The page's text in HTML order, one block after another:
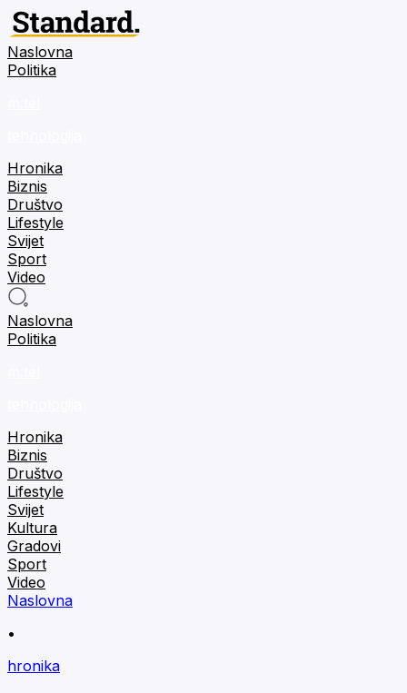
Naslovna
Politika
Hronika
Biznis
Društvo
Lifestyle
Svijet
Sport
Video
Naslovna
Politika
Hronika
Biznis
Društvo
Lifestyle
Svijet
Kultura
Gradovi
Sport
Video
Naslovna
•
hronika